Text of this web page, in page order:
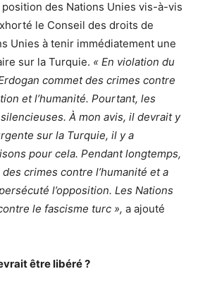
des Nations Unies vis-à-vis
le Conseil des droits de
Unies à tenir immédiatement une
sur la Turquie. « En violation du
commet des crimes contre
et l’humanité. Pourtant, les
À mon avis, il devrait y
sur la Turquie, il y a
pour cela. Pendant longtemps,
des crimes contre l’humanité et a
l’opposition. Les Nations
le fascisme turc », a ajouté
être libéré ?